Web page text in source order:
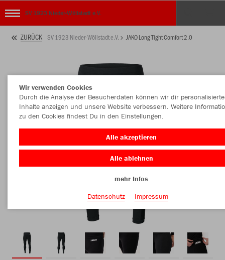
SV 1923 Nieder-Wöllstadt e.V.
ZURÜCK SV 1923 Nieder-Wöllstadt e.V. JAKO Long Tight Comfort 2.0
Wir verwenden Cookies
Durch die Analyse der Besucherdaten können wir dir personalisierte
Inhalte anzeigen und unsere Website verbessern. Weitere
zu den Cookies findest Du in den Einstellungen.
Alle akzeptieren
Alle ablehnen
mehr Infos
Datenschutz
Impressum